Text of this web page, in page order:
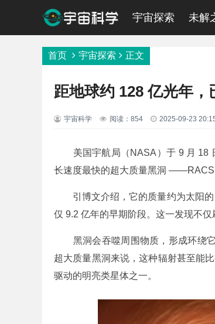
宇宙探索 未解
首页 宇宙探索 正文
距地球约 128 亿光年
宇宙科学 阅读：854 2025-09-23
美国宇航局（NASA）于 9 月 18 日
长速度最快的超大质量黑洞 ——RACS
引博文介绍，它的质量约为太阳的
仅 9.2 亿年的早期阶段。这一发现不
黑洞会吞噬周围物质，形成环绕
超大质量黑洞来说，这种辐射甚至能
驱动的明亮类星体之一。